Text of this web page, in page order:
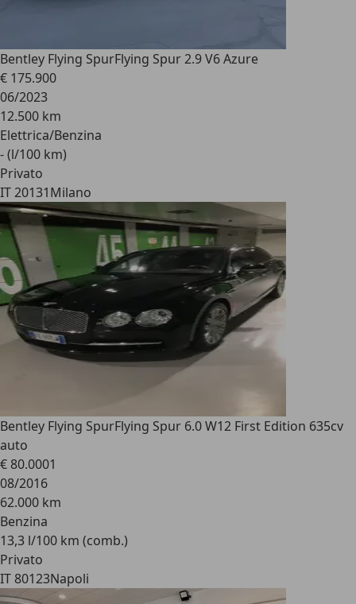
Bentley Flying SpurFlying Spur 2.9 V6 Azure
€ 175.900
06/2023
12.500 km
Elettrica/Benzina
- (l/100 km)
Privato
IT 20131Milano
Bentley Flying SpurFlying Spur 6.0 W12 First Edition 635cv
auto
€ 80.0001
08/2016
62.000 km
Benzina
13,3 l/100 km (comb.)
Privato
IT 80123Napoli